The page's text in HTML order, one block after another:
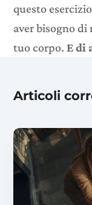
questo
aver bisogno di
tuo corpo.E di
Articoli